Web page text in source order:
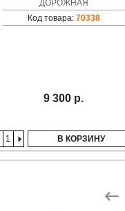
ДОРОЖНАЯ
Код товара: 70338
9 300 р.
В КОРЗИНУ